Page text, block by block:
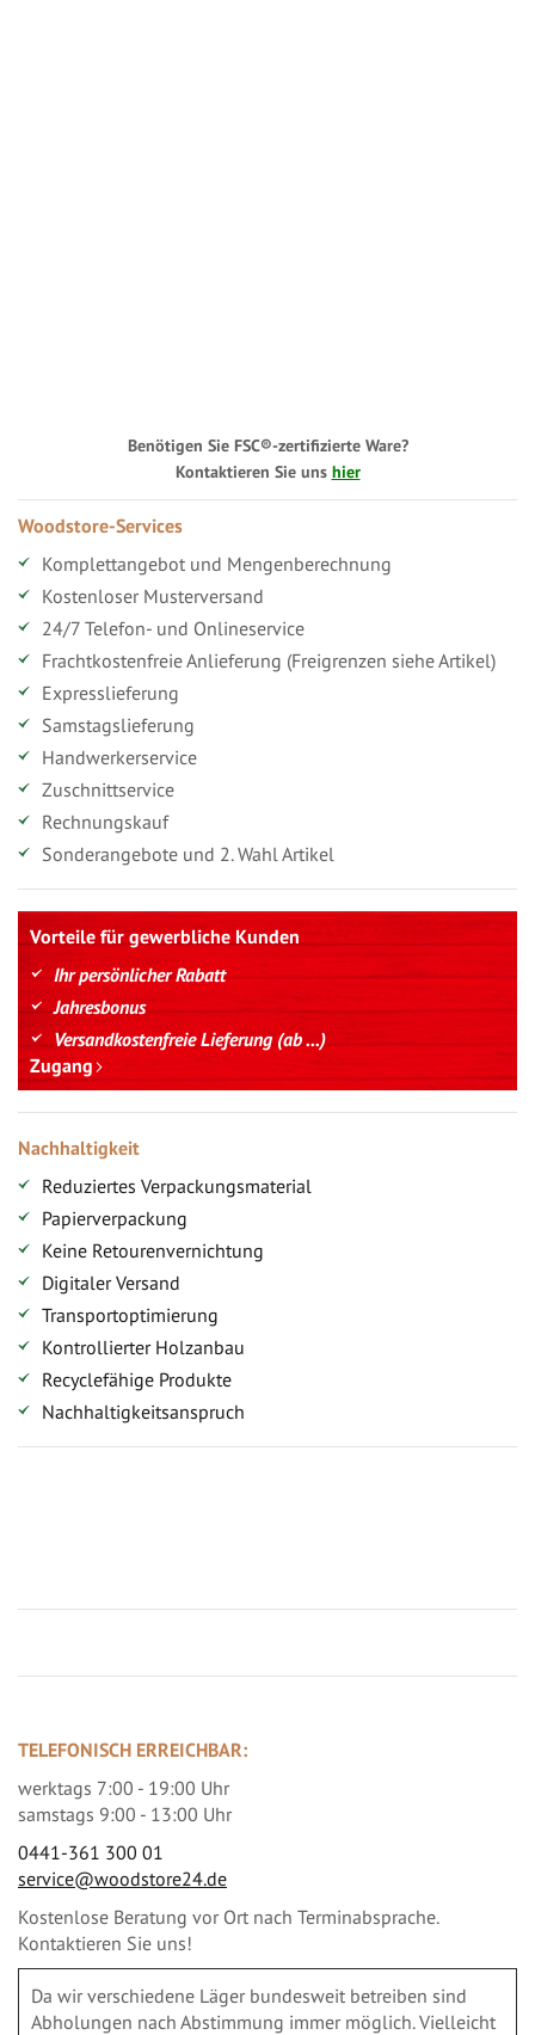
Benötigen Sie FSC®-zertifizierte Ware?
Kontaktieren Sie uns hier
Woodstore-Services
Komplettangebot und Mengenberechnung
Kostenloser Musterversand
24/7 Telefon- und Onlineservice
Frachtkostenfreie Anlieferung (Freigrenzen siehe Artikel)
Expresslieferung
Samstagslieferung
Handwerkerservice
Zuschnittservice
Rechnungskauf
Sonderangebote und 2. Wahl Artikel
Vorteile für gewerbliche Kunden
Ihr persönlicher Rabatt
Jahresbonus
Versandkostenfreie Lieferung (ab ...)
Zugang
Nachhaltigkeit
Reduziertes Verpackungsmaterial
Papierverpackung
Keine Retourenvernichtung
Digitaler Versand
Transportoptimierung
Kontrollierter Holzanbau
Recyclefähige Produkte
Nachhaltigkeitsanspruch
TELEFONISCH ERREICHBAR:
werktags 7:00 - 19:00 Uhr
samstags 9:00 - 13:00 Uhr
0441-361 300 01
service@woodstore24.de
Kostenlose Beratung vor Ort nach Terminabsprache.
Kontaktieren Sie uns!
Da wir verschiedene Läger bundesweit betreiben sind
Abholungen nach Abstimmung immer möglich. Vielleicht